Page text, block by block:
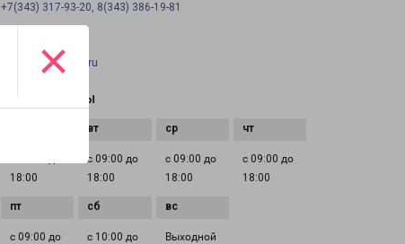
×
+7(343) 317-93-20, 8(343) 386-19-81
ekaburg@pecom.ru
ГРАФИК РАБОТЫ
18:00
с 09:00 до
18:00
с 09:00 до
18:00
с 09:00 до
18:00
с 09:00 до
с 10:00 до
Выходной